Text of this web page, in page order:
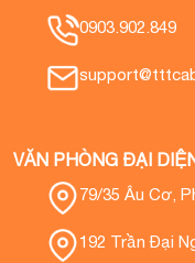
0903.902.849
VĂN PHÒNG ĐẠI
79/35 Âu Cơ,
192 Trần Đại